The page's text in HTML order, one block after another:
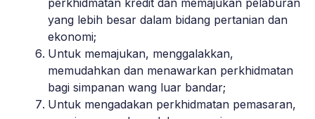
perkhidmatan kredit dan memajukan pelaburan
yang lebih besar dalam bidang pertanian dan
ekonomi;
Untuk memajukan, menggalakkan,
memudahkan dan menawarkan perkhidmatan
bagi simpanan wang luar bandar;
Untuk mengadakan perkhidmatan pemasaran,